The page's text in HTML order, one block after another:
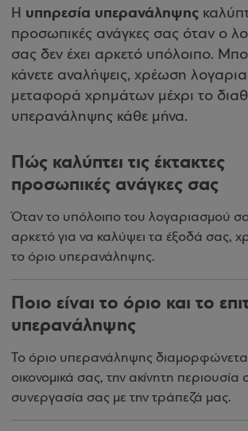
Η υπηρεσία υπερανάληψης
προσωπικές ανάγκες σας όταν o
σας δεν έχει αρκετό υπόλοιπο.
κάνετε αναλήψεις, χρέωση
μεταφορά χρημάτων μέχρι το
υπερανάληψης κάθε μήνα.
Πώς καλύπτει τις έκτακτες
προσωπικές ανάγκες σας
Όταν το υπόλοιπο του λογαριασμού
αρκετό για να καλύψει τα έξοδά σας,
το όριο υπερανάληψης.
Ποιο είναι το όριο και το
υπερανάληψης
Το όριο υπερανάληψης
οικονομικά σας, την ακίνητη περιουσία
συνεργασία σας με την τράπεζά μας.